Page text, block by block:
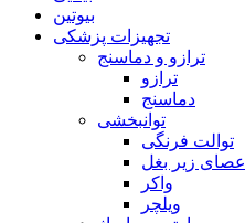
بیوتین
تجهیزات پزشکی
ترازو و دماسنج
ترازو
دماسنج
توانبخشی
توالت فرنگی
عصای زیر بغل
واکر
ویلچر